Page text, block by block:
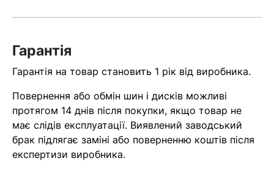
Contact form не
знайдена.
Гарантія
Гарантія на товар становить 1 рік від виробника.
Повернення або обмін шин і дисків можливі
протягом 14 днів після покупки, якщо товар не
має слідів експлуатації. Виявлений заводський
брак підлягає заміні або поверненню коштів після
експертизи виробника.